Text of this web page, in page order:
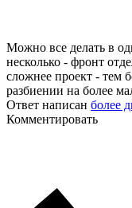
Можно все делать в
несколько - фронт
сложнее проект - тем
разбиении на более
Ответ написан более
Комментировать